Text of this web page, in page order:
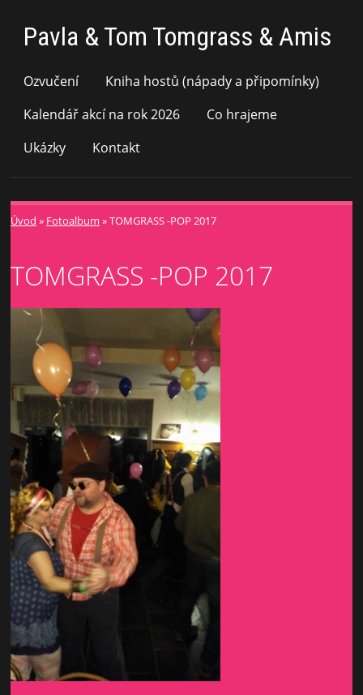
Pavla & Tom Tomgrass & Amis
Ozvučení
Kniha hostů (nápady a připomínky)
Kalendář akcí na rok 2026
Co hrajeme
Ukázky
Kontakt
Úvod » Fotoalbum »TOMGRASS -POP 2017
TOMGRASS -POP 2017